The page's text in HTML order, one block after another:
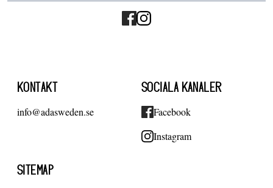
KONTAKT
info@adasweden.se
SOCIALA KANALER
Facebook
Instagram
SITEMAP